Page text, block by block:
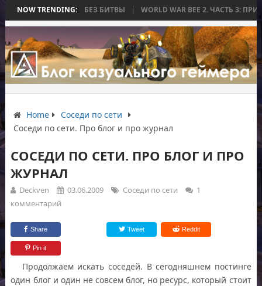
NOW TRENDING:
ЗАКОНЧИЛАСЬ БЕЗ БИТВЫ WORLD WAR BEE 2. ЧАСТЬ 3:
Home
Соседи по сети
Соседи по сети. Про блог и про журнал
СОСЕДИ ПО СЕТИ. ПРО БЛОГ И ПРО
ЖУРНАЛ
Deckven 03.06.2009 Соседи по сети
1
комментарий
Share Tweet Reddit
Pin it
Продолжаем искать соседей. В сегодняшнем постинге
один блог и один не совсем блог, но ресурс, который стоит